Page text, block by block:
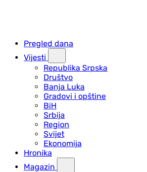
Pregled dana
Vijesti
Republika Srpska
Društvo
Banja Luka
Gradovi i opštine
BiH
Srbija
Region
Svijet
Ekonomija
Hronika
Magazin